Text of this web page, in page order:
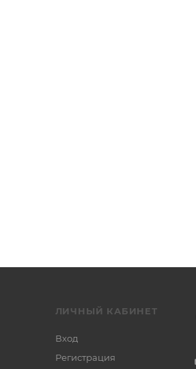
ЛИЧНЫЙ КАБИНЕТ
Вход
Регистрация